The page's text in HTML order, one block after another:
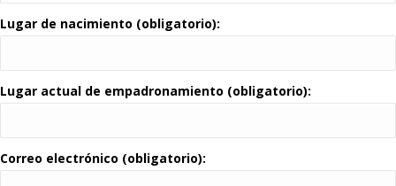
Lugar de nacimiento (obligatorio):
Lugar actual de empadronamiento (obligatorio):
Correo electrónico (obligatorio):